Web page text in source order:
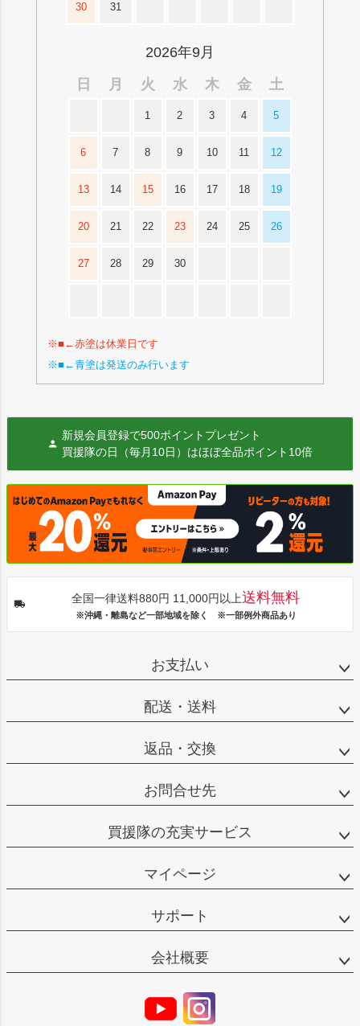
30 31
2026年9月
日
月 火 水 木 金 土
1 2 3 4 5
6 7 8 9 10 11 12
13 14 15 16 17 18 19
20 21 22 23 24 25 26
27 28 29 30
※■←赤塗は休業日です
※■←青塗は発送のみ行います
新規会員登録で500ポイントプレゼント
買援隊の日（毎月10日）はほぼ全品ポイント10倍
全国一律送料880円 11,000円以上送料無料
※沖縄・離島など一部地域を除く ※一部例外商品あり
お支払い
配送・送料
返品・交換
お問合せ先
買援隊の充実サービス
マイページ
サポート
会社概要